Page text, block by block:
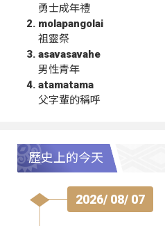
勇士成年禮
molapangolai
祖靈祭
asavasavahe
男性青年
atamatama
父字輩的稱呼
歷史上的今天
2026/ 08/ 07